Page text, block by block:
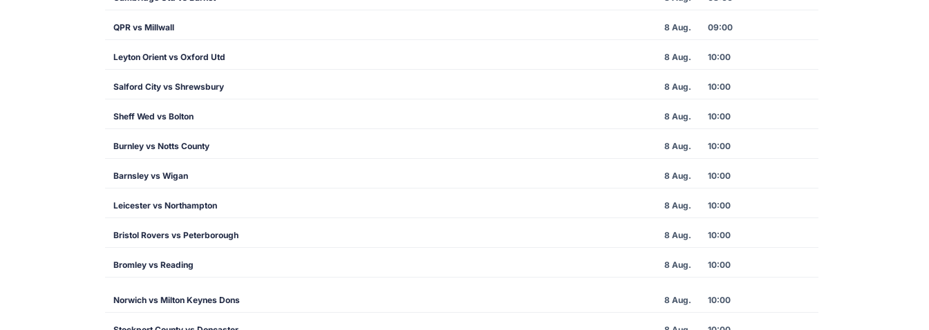
QPR vs Millwall 8 Aug. 09:00
Leyton Orient vs Oxford Utd 8 Aug. 10:00
Salford City vs Shrewsbury 8 Aug. 10:00
Sheff Wed vs Bolton 8 Aug. 10:00
Burnley vs Notts County 8 Aug. 10:00
Barnsley vs Wigan 8 Aug. 10:00
Leicester vs Northampton 8 Aug. 10:00
Bristol Rovers vs Peterborough 8 Aug. 10:00
Bromley vs Reading 8 Aug. 10:00
Norwich vs Milton Keynes Dons 8 Aug. 10:00